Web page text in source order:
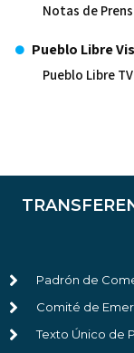
Notas de
Pueblo Libre
Pueblo Libre TV
Padrón de
Comité de
Texto Único de